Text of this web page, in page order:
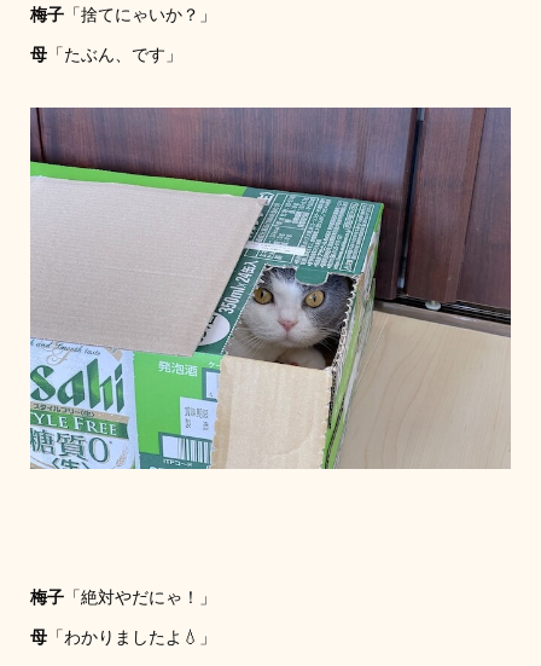
梅子「捨てにゃいか？」
母「たぶん、です」
梅子「絶対やだにゃ！」
母「わかりましたよ💧」